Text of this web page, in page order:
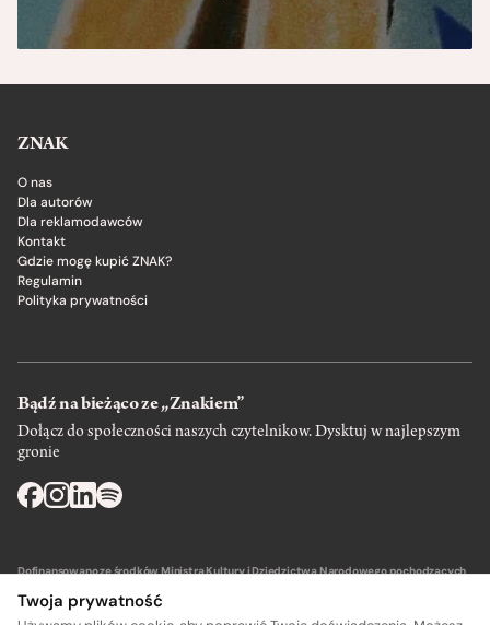
ZNAK
O nas
Dla autorów
Dla reklamodawców
Kontakt
Gdzie mogę kupić ZNAK?
Regulamin
Polityka prywatności
Bądź na bieżąco ze „Znakiem”
Dołącz do społeczności naszych czytelnikow. Dysktuj w najlepszym
gronie
Dofinansowano ze środków Ministra Kultury i Dziedzictwa Narodowego pochodzących
Twoja prywatność